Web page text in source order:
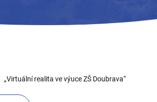
PRO TURISTY
„Virtuální realita ve výuce ZŠ Doubrava“